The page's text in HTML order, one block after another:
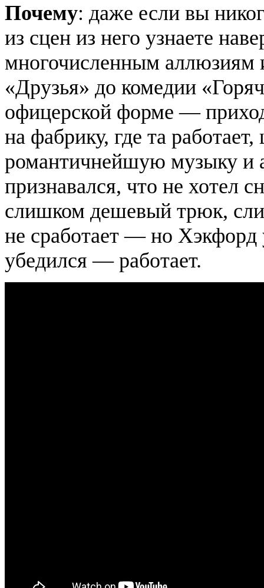
Почему: даже если вы
из сцен из него узнаете
многочисленным аллюзиям
«Друзья» до комедии
офицерской форме —
на фабрику, где та
романтичнейшую музыку и
признавался, что не хотел
слишком дешевый трюк,
не сработает — но Хэкфорд
убедился — работает.